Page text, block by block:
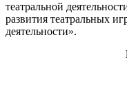
театральной
развития театральных
деятельности».